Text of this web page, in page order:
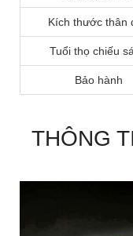
Kích thước thân
Tuổi thọ chiếu
Bảo hành
THÔNG